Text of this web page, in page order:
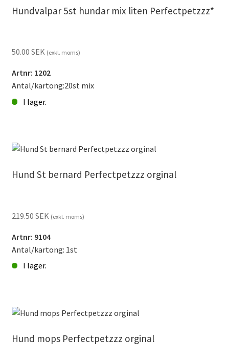
Hundvalpar 5st hundar mix liten Perfectpetzzz*
50.00 SEK (exkl. moms)
Artnr: 1202
Antal/kartong:20st mix
I lager.
hundar
Perfectpetzzz*
Hund St bernard Perfectpetzzz orginal
219.50 SEK (exkl. moms)
Artnr: 9104
Antal/kartong: 1st
I lager.
bernard
Perfectpetzzz
mängd
Hund mops Perfectpetzzz orginal